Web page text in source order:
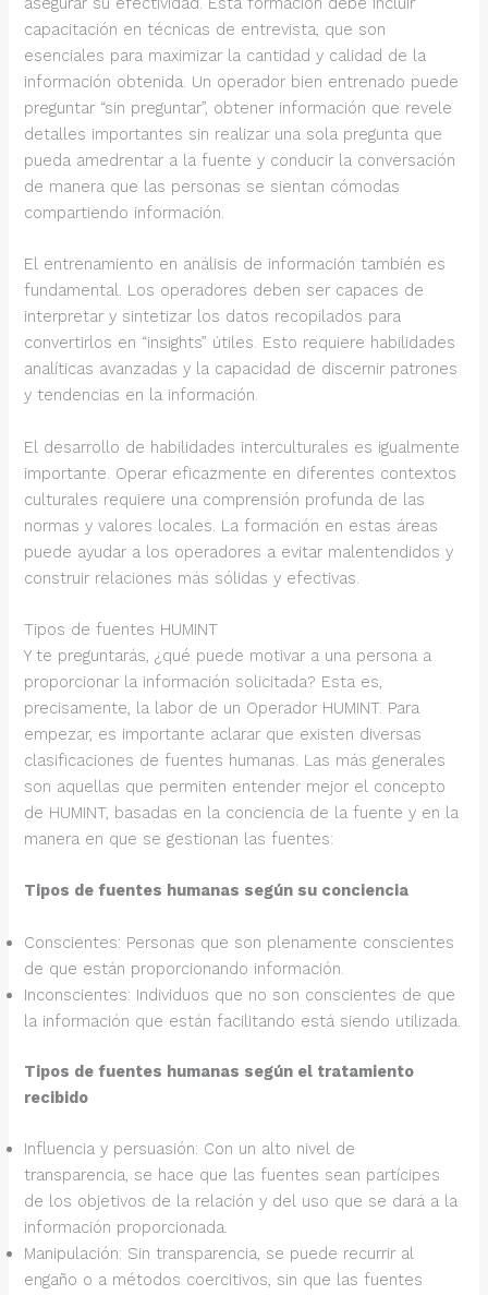
capacitación en técnicas de entrevista, que son
esenciales para maximizar la cantidad y calidad de la
información obtenida. Un operador bien entrenado puede
preguntar “sin preguntar”, obtener información que revele
detalles importantes sin realizar una sola pregunta que
pueda amedrentar a la fuente y conducir la conversación
de manera que las personas se sientan cómodas
compartiendo información.
El entrenamiento en análisis de información también es
fundamental. Los operadores deben ser capaces de
interpretar y sintetizar los datos recopilados para
convertirlos en “insights” útiles. Esto requiere habilidades
analíticas avanzadas y la capacidad de discernir patrones
y tendencias en la información.
El desarrollo de habilidades interculturales es igualmente
importante. Operar eficazmente en diferentes contextos
culturales requiere una comprensión profunda de las
normas y valores locales. La formación en estas áreas
puede ayudar a los operadores a evitar malentendidos y
construir relaciones más sólidas y efectivas.
Tipos de fuentes HUMINT
Y te preguntarás, ¿qué puede motivar a una persona a
proporcionar la información solicitada? Esta es,
precisamente, la labor de un Operador HUMINT. Para
empezar, es importante aclarar que existen diversas
clasificaciones de fuentes humanas. Las más generales
son aquellas que permiten entender mejor el concepto
de HUMINT, basadas en la conciencia de la fuente y en la
manera en que se gestionan las fuentes:
Tipos de fuentes humanas según su conciencia
Conscientes: Personas que son plenamente conscientes
de que están proporcionando información.
Inconscientes: Individuos que no son conscientes de que
la información que están facilitando está siendo utilizada.
Tipos de fuentes humanas según el tratamiento
recibido
Influencia y persuasión: Con un alto nivel de
transparencia, se hace que las fuentes sean partícipes
de los objetivos de la relación y del uso que se dará a la
información proporcionada.
Manipulación: Sin transparencia, se puede recurrir al
engaño o a métodos coercitivos, sin que las fuentes